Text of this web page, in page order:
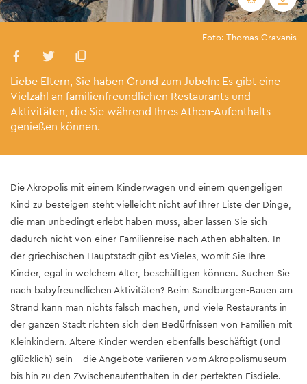
Foto: Thomas Gravanis
Liebe Eltern, Sie haben Grund zum Jubeln: Es gibt eine
Vielzahl an familienfreundlichen Restaurants und
Aktivitäten, die Sie während Ihres Athen-Aufenthalts
genießen können.
Die Akropolis mit einem Kinderwagen und einem quengeligen
Kind zu besteigen steht vielleicht nicht auf Ihrer Liste der Dinge,
die man unbedingt erlebt haben muss, aber lassen Sie sich
dadurch nicht von einer Familienreise nach Athen abhalten. In
der griechischen Hauptstadt gibt es Vieles, womit Sie Ihre
Kinder, egal in welchem Alter, beschäftigen können. Suchen Sie
nach babyfreundlichen Aktivitäten? Beim Sandburgen-Bauen am
Strand kann man nichts falsch machen, und viele Restaurants in
der ganzen Stadt richten sich den Bedürfnissen von Familien mit
Kleinkindern. Ältere Kinder werden ebenfalls beschäftigt (und
glücklich) sein – die Angebote variieren vom Akropolismuseum
bis hin zu den Zwischenaufenthalten in der perfekten Eisdiele.